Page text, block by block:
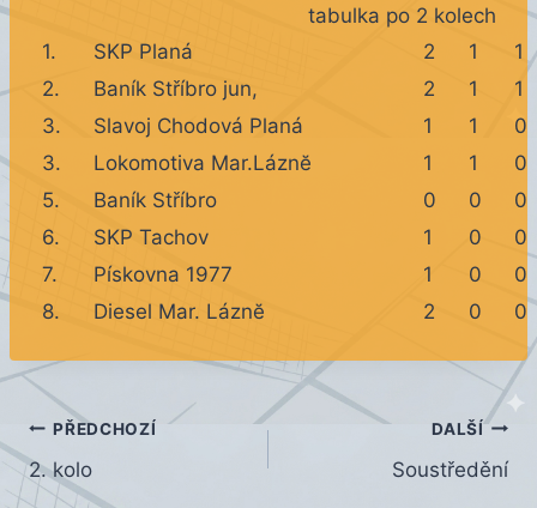
tabulka po 2 kolech
1.
SKP Planá 2 1
1
2.
Baník Stříbro jun, 2 1
1
3.
Slavoj Chodová Planá 1 1
0
3.
Lokomotiva Mar.Láznĕ 1 1
0
5.
Baník Stříbro 0 0
0
6.
SKP Tachov 1 0
0
7.
Pískovna 1977 1 0
0
8.
Diesel Mar. Láznĕ 2 0 0
Navigace
pro
PŘEDCHOZÍ
2. kolo
DALŠÍ
Soustředění